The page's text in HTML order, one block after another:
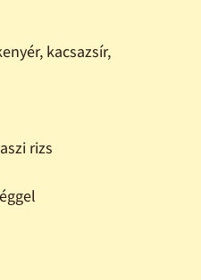
kacsazsír,
rizs